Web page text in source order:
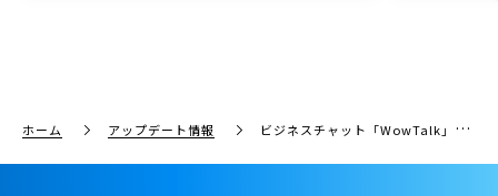
ホーム アップデート情報 ビジネスチャット「WowTalk」の「安否確認機能」に自動送信機能が追加。